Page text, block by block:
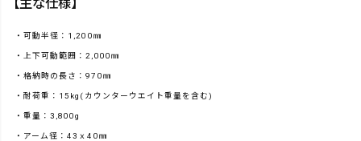
【主な仕様】
・可動半径：1,200㎜
・上下可動範囲：2,000㎜
・格納時の長さ：970㎜
・耐荷重：15kg(カウンターウエイト重量を含む)
・重量：3,800g
・アーム径：43ｘ40㎜